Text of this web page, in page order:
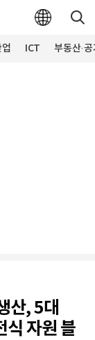
ICT 부동산·
산, 5대
식 자원 블